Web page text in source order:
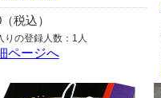
税込）
りの登録人数：1人
ページへ